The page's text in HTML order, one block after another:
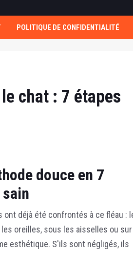
POLITIQUE DE CONFIDENTIALITÉ
chat : 7 étapes
douce en 7
déjà été confrontés à ce fléau :
oreilles, sous les aisselles ou sur
esthétique. S'ils sont négligés, ils